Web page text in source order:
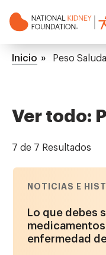
NKF
Mega
Ruta
Inicio Peso
Ver todo:
7 de 7 Resultados
NOTICIAS E
Lo que debes
medicamentos
enfermedad